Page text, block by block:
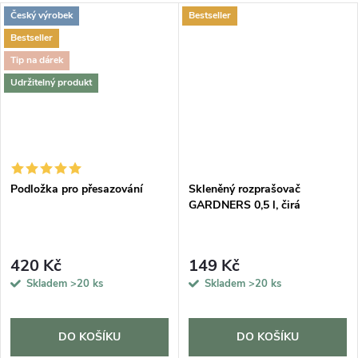
Český výrobek
Bestseller
Tip na dárek
Udržitelný produkt
Podložka pro přesazování
420 Kč
Skladem >20 ks
DO KOŠÍKU
Bestseller
Skleněný rozprašovač
GARDNERS 0,5 l, čirá
149 Kč
Skladem >20 ks
DO KOŠÍKU